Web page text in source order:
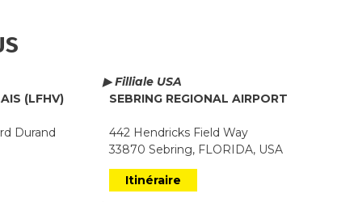
(LFHV)
Durand
▶ Filliale USA
SEBRING REGIONAL AIRPORT
442 Hendricks Field Way
33870 Sebring, FLORIDA, USA
Itinéraire